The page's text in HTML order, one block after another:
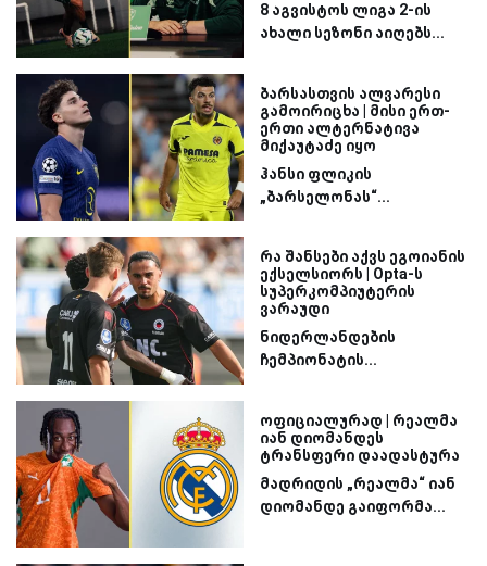
8 აგვისტოს ლიგა 2-ის
ახალი სეზონი აიღებს...
ბარსასთვის ალვარესი
გამოირიცხა | მისი ერთ-
ერთი ალტერნატივა
მიქაუტაძე იყო
ჰანსი ფლიკის
„ბარსელონას“...
რა შანსები აქვს ეგოიანის
ექსელსიორს | Opta-ს
სუპერკომპიუტერის
ვარაუდი
ნიდერლანდების
ჩემპიონატის...
ოფიციალურად | რეალმა
იან დიომანდეს
ტრანსფერი დაადასტურა
მადრიდის „რეალმა“ იან
დიომანდე გაიფორმა...